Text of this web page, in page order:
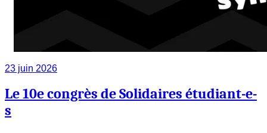
23 juin 2026
Le 10e congrès de Solidaires étudiant-e-
s